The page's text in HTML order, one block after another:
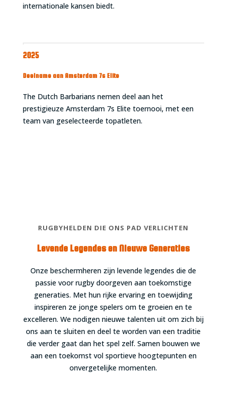
internationale kansen biedt.
2025
Deelname aan Amsterdam 7s Elite
The Dutch Barbarians nemen deel aan het
prestigieuze Amsterdam 7s Elite toernooi, met een
team van geselecteerde topatleten.
RUGBYHELDEN DIE ONS PAD VERLICHTEN
Levende Legendes en Nieuwe Generaties
Onze beschermheren zijn levende legendes die de
passie voor rugby doorgeven aan toekomstige
generaties. Met hun rijke ervaring en toewijding
inspireren ze jonge spelers om te groeien en te
excelleren. We nodigen nieuwe talenten uit om zich bij
ons aan te sluiten en deel te worden van een traditie
die verder gaat dan het spel zelf. Samen bouwen we
aan een toekomst vol sportieve hoogtepunten en
onvergetelijke momenten.